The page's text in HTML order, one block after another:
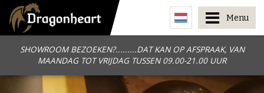
SHOWROOM BEZOEKEN?.........DAT KAN OP AFSPRAAK, VAN
MAANDAG TOT VRIJDAG TUSSEN 09.00-21.00 UUR
Menu